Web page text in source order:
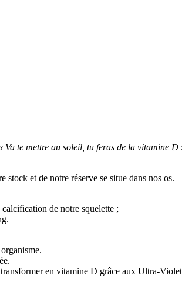
Va te mettre au soleil, tu feras de la vitamine D
et de notre réserve se situe dans nos os.
de notre squelette ;
en vitamine D grâce aux Ultra-